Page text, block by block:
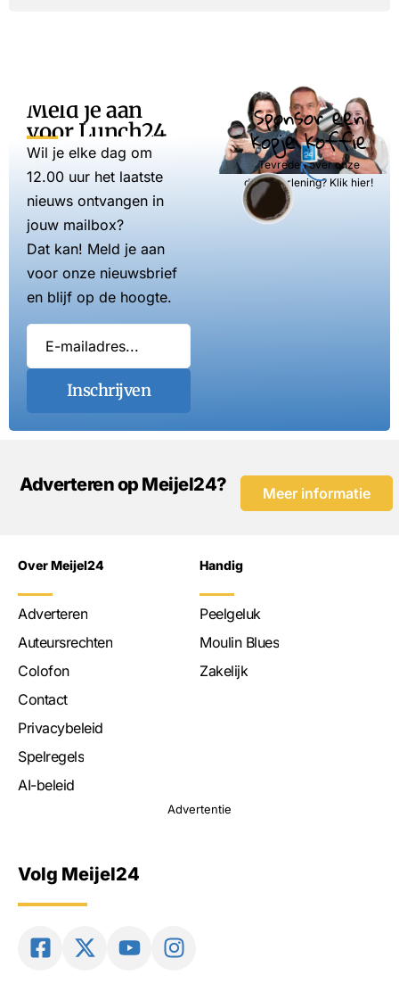
Meld je aan
voor Lunch24
Wil je elke dag om
12.00 uur het laatste
nieuws ontvangen in
jouw mailbox?
Dat kan! Meld je aan
voor onze nieuwsbrief
en blijf op de hoogte.
Inschrijven
Sponsor een
kopje koffie
Tevreden over onze
dienstverlening? Klik hier!
Adverteren op Meijel24? Meer informatie
Over Meijel24
Adverteren
Auteursrechten
Colofon
Contact
Privacybeleid
Spelregels
AI-beleid
Handig
Peelgeluk
Moulin Blues
Zakelijk
Advertentie
Volg Meijel24